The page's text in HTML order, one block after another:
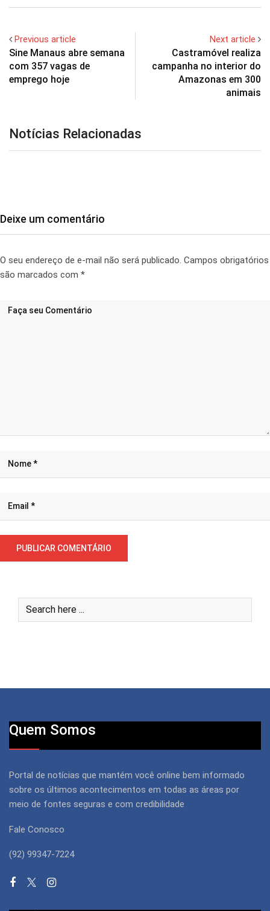
Previous article
Sine Manaus abre semana
com 357 vagas de
emprego hoje
Next article
Castramóvel realiza
campanha no interior do
Amazonas em 300
animais
Notícias Relacionadas
Deixe um comentário
O seu endereço de e-mail não será publicado. Campos obrigatórios
são marcados com *
Quem Somos
Portal de notícias que mantém você online bem informado
sobre os últimos acontecimentos em todas as áreas por
meio de fontes seguras e com credibilidade
Fale Conosco
(92) 99347-7224